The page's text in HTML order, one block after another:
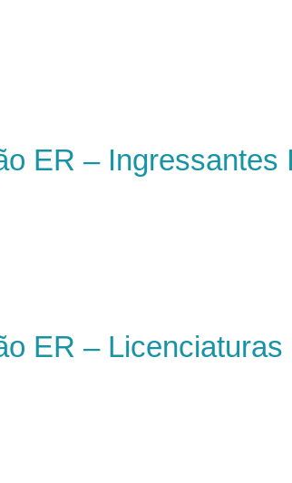
ER – Ingressantes
ER – Licenciaturas